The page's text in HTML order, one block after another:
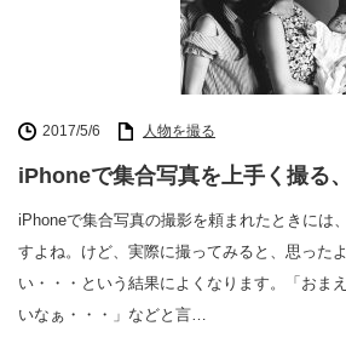
2017/5/6 人物を撮る
iPhoneで集合写真を上手く撮る
iPhoneで集合写真の撮影を頼まれたときには
すよね。けど、実際に撮ってみると、思った
い・・・という結果によくなります。「おま
いなぁ・・・」などと言…